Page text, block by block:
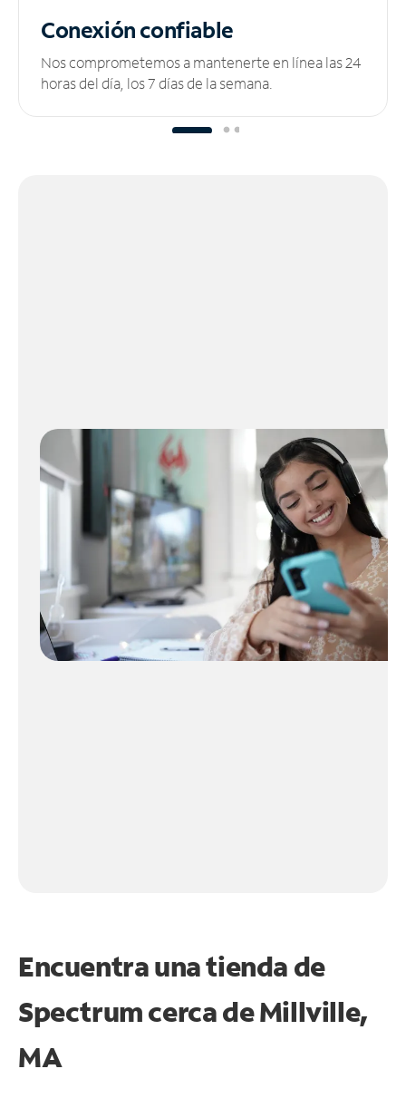
Conexión confiable
Nos comprometemos a mantenerte en línea las 24
horas del día, los 7 días de la semana.
Encuentra una tienda de
Spectrumcerca de Millville,
MA